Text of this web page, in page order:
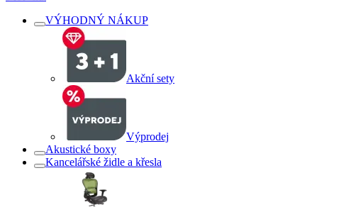
VÝHODNÝ NÁKUP
Akční sety
Výprodej
Akustické boxy
Kancelářské židle a křesla